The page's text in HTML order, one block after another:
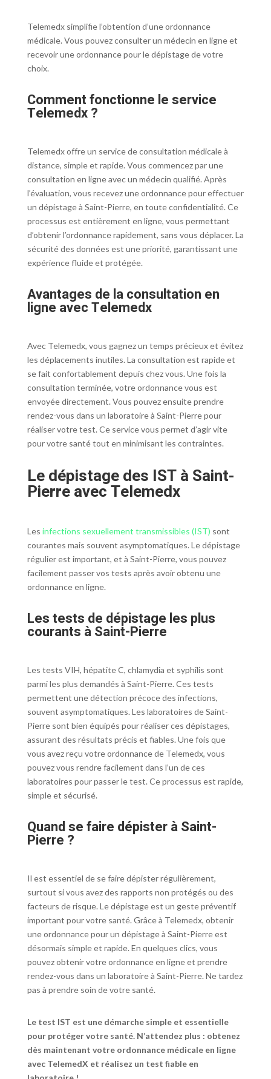
Telemedx simplifie l’obtention d’une ordonnance
médicale. Vous pouvez consulter un médecin en ligne et
recevoir une ordonnance pour le dépistage de votre
choix.
Comment fonctionne le service
Telemedx ?
Telemedx offre un service de consultation médicale à
distance, simple et rapide. Vous commencez par une
consultation en ligne avec un médecin qualifié. Après
l’évaluation, vous recevez une ordonnance pour effectuer
un dépistage à Saint-Pierre, en toute confidentialité. Ce
processus est entièrement en ligne, vous permettant
d’obtenir l’ordonnance rapidement, sans vous déplacer. La
sécurité des données est une priorité, garantissant une
expérience fluide et protégée.
Avantages de la consultation en
ligne avec Telemedx
Avec Telemedx, vous gagnez un temps précieux et évitez
les déplacements inutiles. La consultation est rapide et
se fait confortablement depuis chez vous. Une fois la
consultation terminée, votre ordonnance vous est
envoyée directement. Vous pouvez ensuite prendre
rendez-vous dans un laboratoire à Saint-Pierre pour
réaliser votre test. Ce service vous permet d’agir vite
pour votre santé tout en minimisant les contraintes.
Le dépistage des IST à Saint-
Pierre avec Telemedx
Les infections sexuellement transmissibles (IST) sont
courantes mais souvent asymptomatiques. Le dépistage
régulier est important, et à Saint-Pierre, vous pouvez
facilement passer vos tests après avoir obtenu une
ordonnance en ligne.
Les tests de dépistage les plus
courants à Saint-Pierre
Les tests VIH, hépatite C, chlamydia et syphilis sont
parmi les plus demandés à Saint-Pierre. Ces tests
permettent une détection précoce des infections,
souvent asymptomatiques. Les laboratoires de Saint-
Pierre sont bien équipés pour réaliser ces dépistages,
assurant des résultats précis et fiables. Une fois que
vous avez reçu votre ordonnance de Telemedx, vous
pouvez vous rendre facilement dans l’un de ces
laboratoires pour passer le test. Ce processus est rapide,
simple et sécurisé.
Quand se faire dépister à Saint-
Pierre ?
Il est essentiel de se faire dépister régulièrement,
surtout si vous avez des rapports non protégés ou des
facteurs de risque. Le dépistage est un geste préventif
important pour votre santé. Grâce à Telemedx, obtenir
une ordonnance pour un dépistage à Saint-Pierre est
désormais simple et rapide. En quelques clics, vous
pouvez obtenir votre ordonnance en ligne et prendre
rendez-vous dans un laboratoire à Saint-Pierre. Ne tardez
pas à prendre soin de votre santé.
Le test IST est une démarche simple et essentielle
pour protéger votre santé. N’attendez plus : obtenez
dès maintenant votre ordonnance médicale en ligne
avec TelemedX et réalisez un test fiable en